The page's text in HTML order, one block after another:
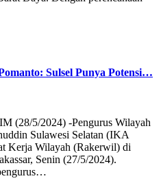
Sulsel Punya Potensi…
(28/5/2024) -Pengurus Wilayah
Sulawesi Selatan (IKA
Kerja Wilayah (Rakerwil) di
Senin (27/5/2024).